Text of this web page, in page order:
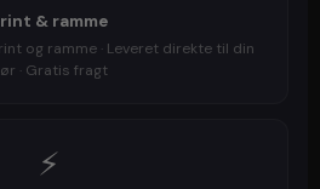
& ramme
og ramme · Leveret direkte til din
· Gratis fragt
⚡